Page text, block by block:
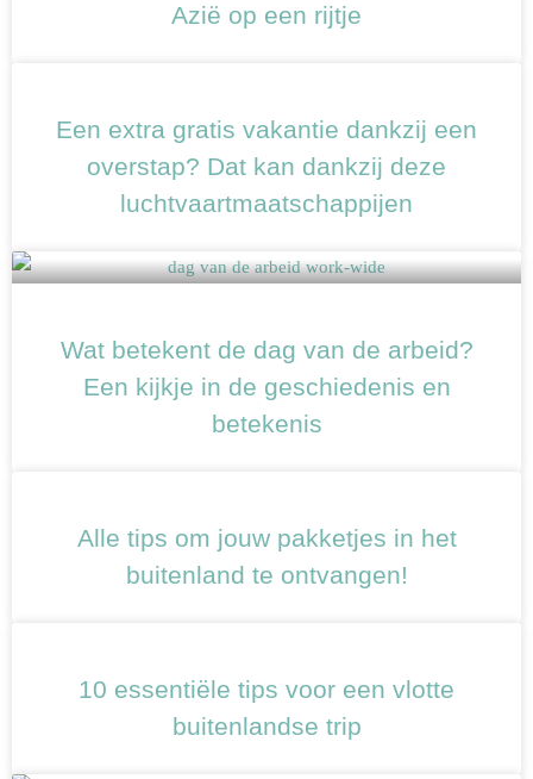
Azië op een rijtje
Een extra gratis vakantie dankzij een
overstap? Dat kan dankzij deze
luchtvaartmaatschappijen
Wat betekent de dag van de arbeid?
Een kijkje in de geschiedenis en
betekenis
Alle tips om jouw pakketjes in het
buitenland te ontvangen!
10 essentiële tips voor een vlotte
buitenlandse trip